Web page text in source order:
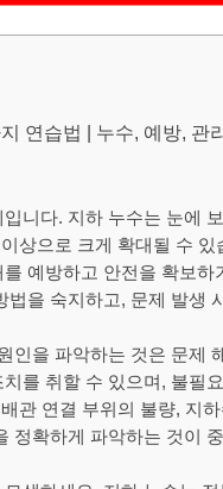
연습법 | 누수, 예방, 관
니다. 지하 누수는 눈에
상으로 크게 확대될 수 있
예방하고 안전을 확보하
을 숙지하고, 문제 발생
인을 파악하는 것은 문제
를 취할 수 있으며, 불필
관 연결 부위의 불량, 지
정확하게 파악하는 것이